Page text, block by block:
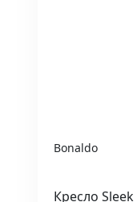
Bonaldo
Кресло